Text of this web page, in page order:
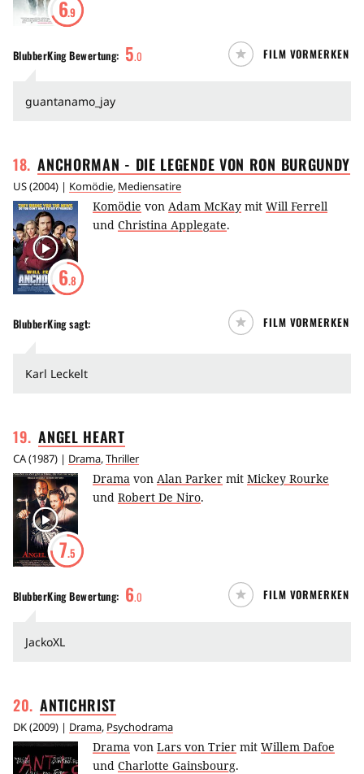
6.9
BlubberKingBewertung: 5.0 FILM VORMERKEN
guantanamo_jay
18. ANCHORMAN - DIE LEGENDE VON RON BURGUNDY
US(2004) | Komödie, Mediensatire
6.8
Komödie von Adam McKay mit Will Ferrell
und Christina Applegate.
BlubberKingsagt: FILM VORMERKEN
Karl Leckelt
19. ANGEL HEART
CA(1987) | Drama,Thriller
7.5
Drama von Alan Parker mit Mickey Rourke
und Robert De Niro.
BlubberKingBewertung: 6.0 FILM VORMERKEN
JackoXL
20. ANTICHRIST
DK(2009) | Drama, Psychodrama
Drama von Lars von Trier mit Willem Dafoe
und Charlotte Gainsbourg.